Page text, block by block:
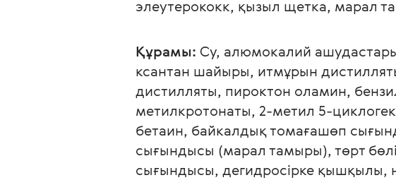
элеутерококк, қызыл щетка, марал
Құрамы: Су, алюмокалий
ксантан шайыры, итмұрын
дистилляты, пироктон оламин,
метилкротонаты, 2-метил 5-
бетаин, байкалдық томағашөп
сығындысы (марал тамыры), төрт
сығындысы, дегидросірке қышқылы,